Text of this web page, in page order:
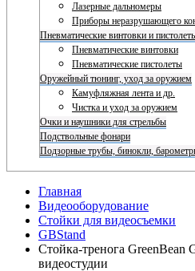
Лазерные дальномеры
Приборы неразрушающего
Пневматические винтовки и
Пневматические винтовки
Пневматические пистолеты
Оружейный тюнинг, уход за оружием
Камуфляжная лента и др.
Чистка и уход за оружием
Очки и наушники для стрельбы
Подствольные фонари
Подзорные трубы, бинокли,
Главная
Видеооборудование
Стойки для видеосъемки
GBStand
Стойка-тренога GreenBean
видеостудии